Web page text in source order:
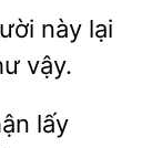
này lại